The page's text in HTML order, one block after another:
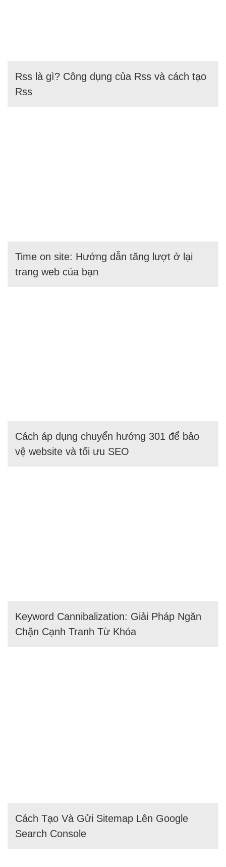
Rss là gì? Công dụng của Rss và cách tạo
Rss
Time on site: Hướng dẫn tăng lượt ở lại
trang web của bạn
Cách áp dụng chuyển hướng 301 để bảo
vệ website và tối ưu SEO
Keyword Cannibalization: Giải Pháp Ngăn
Chặn Cạnh Tranh Từ Khóa
Cách Tạo Và Gửi Sitemap Lên Google
Search Console